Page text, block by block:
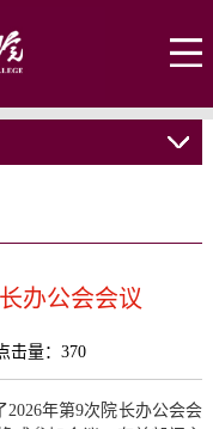
办公会会议
击量：370
年第9次院长办公会会